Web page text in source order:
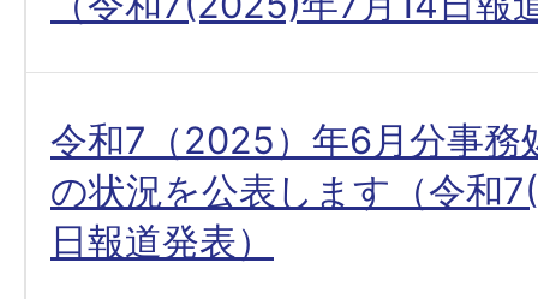
令和7（2025）年6月分事務
の状況を公表します（令和
日報道発表）